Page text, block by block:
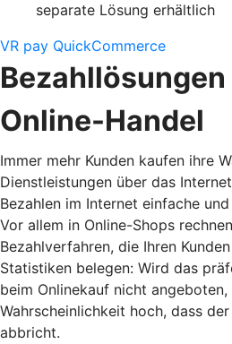
separate Lösung erhältlich
VR pay QuickCommerce
Online-Handel
Immer mehr Kunden kaufen ihre
Dienstleistungen über das
Bezahlen im Internet einfache
Vor allem in Online-Shops
Bezahlverfahren, die Ihren
Statistiken belegen: Wird das
beim Onlinekauf nicht
Wahrscheinlichkeit hoch, dass
abbricht.